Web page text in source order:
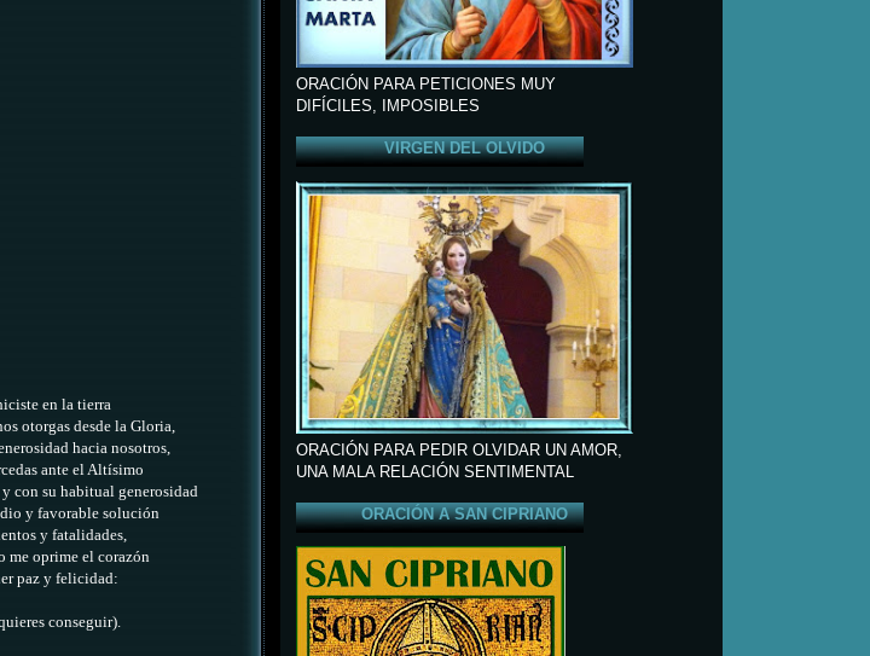
en la tierra
otorgas desde la Gloria,
hacia nosotros,
ante el Altísimo
con su habitual generosidad
y favorable solución
y fatalidades,
me oprime el corazón
paz y felicidad:
conseguir).
ORACIÓN PARA PETICIONES MUY
DIFÍCILES, IMPOSIBLES
VIRGEN DEL OLVIDO
ORACIÓN PARA PEDIR OLVIDAR UN AMOR,
UNA MALA RELACIÓN SENTIMENTAL
ORACIÓN A SAN CIPRIANO